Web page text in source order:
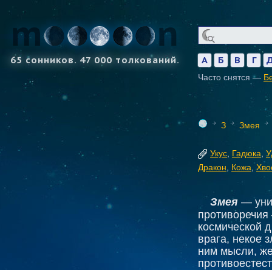
65 сонников. 47 000 толкований. А Б В Г
Часто снятся —
З Змея
Укус Гадюка
Дракон
Кожа ,
Змея —
космической
врага, некое
ним мысли,